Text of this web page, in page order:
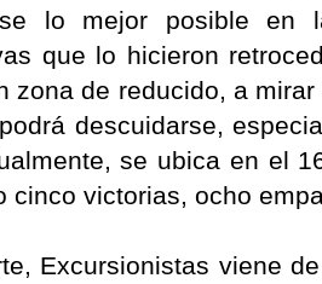
lo mejor posible en
que lo hicieron
zona de reducido, a
descuidarse,
se ubica en el
cinco victorias, ocho
Excursionistas viene